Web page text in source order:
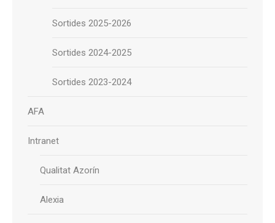
Sortides 2025-2026
Sortides 2024-2025
Sortides 2023-2024
AFA
Intranet
Qualitat Azorín
Alexia